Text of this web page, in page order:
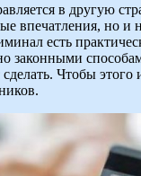
в другую
впечатления, но и
есть
законными
Чтобы этого